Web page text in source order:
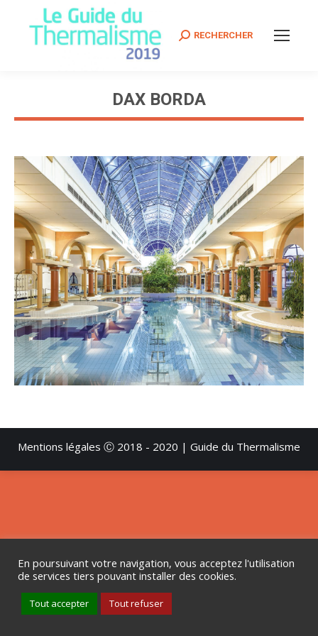
Search:
RECHERCHER
DAX BORDA
Vous êtes ici :
Mentions légales Ⓒ 2018 - 2020 | Guide du Thermalisme
En poursuivant votre navigation, vous acceptez l'utilisation
de services tiers pouvant installer des cookies.
Tout accepter Tout refuser